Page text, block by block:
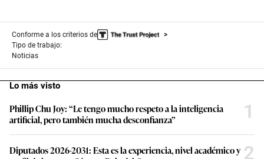
Conforme a los criterios de
Tipo de trabajo:
Noticias
Lo más visto
Phillip Chu Joy: “Le tengo mucho respeto a la inteligencia
artificial, pero también mucha desconfianza”
1
Diputados 2026-2031: Esta es la experiencia, nivel académico y 2